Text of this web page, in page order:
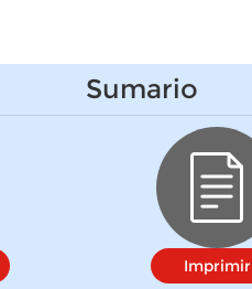
Sumario
Imprimir